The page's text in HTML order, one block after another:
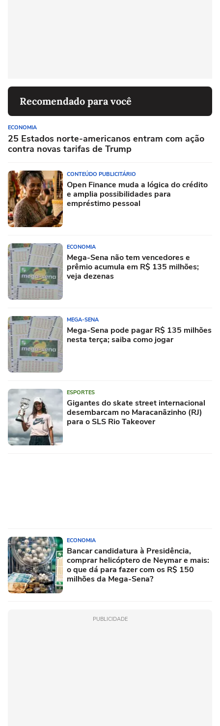
Recomendado para você
ECONOMIA
25 Estados norte-americanos entram com ação
contra novas tarifas de Trump
CONTEÚDO PUBLICITÁRIO
Open Finance muda a lógica do crédito
e amplia possibilidades para
empréstimo pessoal
ECONOMIA
Mega-Sena não tem vencedores e
prêmio acumula em R$ 135 milhões;
veja dezenas
MEGA-SENA
Mega-Sena pode pagar R$ 135 milhões
nesta terça; saiba como jogar
ESPORTES
Gigantes do skate street internacional
desembarcam no Maracanãzinho (RJ)
para o SLS Rio Takeover
ECONOMIA
Bancar candidatura à Presidência,
comprar helicóptero de Neymar e mais:
o que dá para fazer com os R$ 150
milhões da Mega-Sena?
PUBLICIDADE